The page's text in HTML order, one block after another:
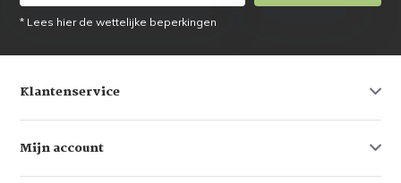
* Lees hier de wettelijke beperkingen
Klantenservice
Mijn account